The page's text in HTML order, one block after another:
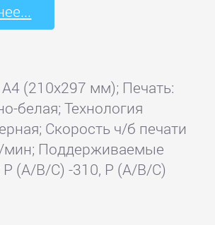
(210x297 мм); Печать:
белая; Технология
Скорость ч/б печати
мин; Поддерживаемые
(A/B/C) -310, P (A/B/C)